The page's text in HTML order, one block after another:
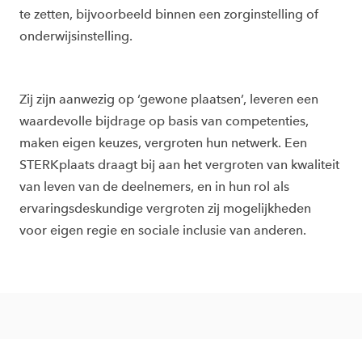
te zetten, bijvoorbeeld binnen een zorginstelling of
onderwijsinstelling.
Zij zijn aanwezig op ‘gewone plaatsen’, leveren een
waardevolle bijdrage op basis van competenties,
maken eigen keuzes, vergroten hun netwerk. Een
STERKplaats draagt bij aan het vergroten van kwaliteit
van leven van de deelnemers, en in hun rol als
ervaringsdeskundige vergroten zij mogelijkheden
voor eigen regie en sociale inclusie van anderen.